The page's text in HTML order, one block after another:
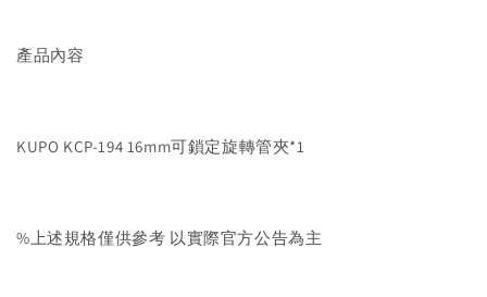
產品內容
KUPO KCP-194 16mm可鎖定旋轉管夾*1
%上述規格僅供參考 以實際官方公告為主